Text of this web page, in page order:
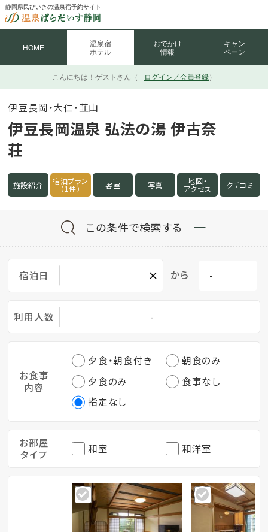
静岡県民びいきの温泉宿予約サイト
HOME
温泉宿
ホテル
おでかけ
情報
キャン
ペーン
こんにちは！ ゲストさん（ ログイン／会員登録）
伊豆長岡・大仁・韮山
伊豆長岡温泉 弘法の湯 伊古奈
荘
施設紹介 宿泊プラン
（1件） 客室 写真 地図・
アクセス クチコミ
この条件で検索する
宿泊日 × から
利用人数 -
お食事
内容
夕食・朝食付き
朝食のみ
夕食のみ
食事なし
指定なし
お部屋
タイプ
和室 和洋室